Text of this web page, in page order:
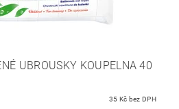
UBROUSKY KOUPELNA 40
35 Kč bez DPH